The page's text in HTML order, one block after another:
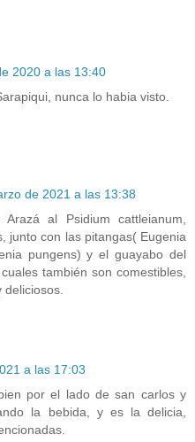
2020 a las 13:40
nunca lo habia visto.
de 2021 a las 13:38
al Psidium cattleianum,
junto con las pitangas( Eugenia
pungens) y el guayabo del
también son comestibles,
a las 17:03
por el lado de san carlos y
la bebida, y es la delicia,